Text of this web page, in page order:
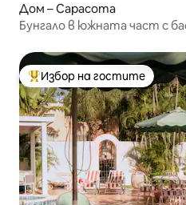
Дом – Сарасота
Бунгало в южната част с
Най-популярен избор на
Избор на гостите